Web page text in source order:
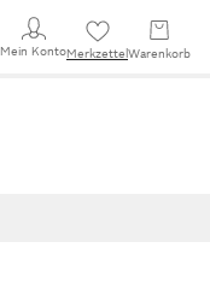
Mein KontoMerkzettel Warenkorb